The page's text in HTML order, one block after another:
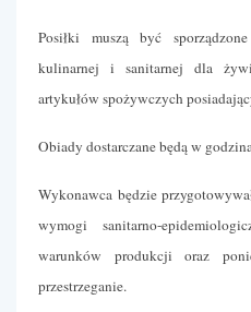
Posiłki muszą być
kulinarnej i sanitarnej dla
artykułów spożywczych
Obiady dostarczane będą w
Wykonawca będzie
wymogi sanitarno-
warunków produkcji oraz
przestrzeganie.